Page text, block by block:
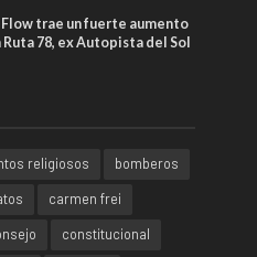
trae un fuerte aumento
78, ex Autopista del Sol
religiosos
bomberos
carmen frei
constitucional